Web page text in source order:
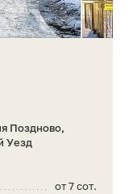
Поздново,
Уезд
от 7 сот.